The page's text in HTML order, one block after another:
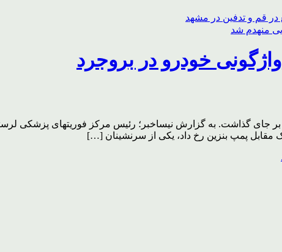
خودرو در بروجرد
جای گذاشت. به گزارش نیساخبر؛ رئیس مرکز فوریتهای پزشکی
مقابل پمپ بنزین رخ داد، یکی از سرنشینان […]